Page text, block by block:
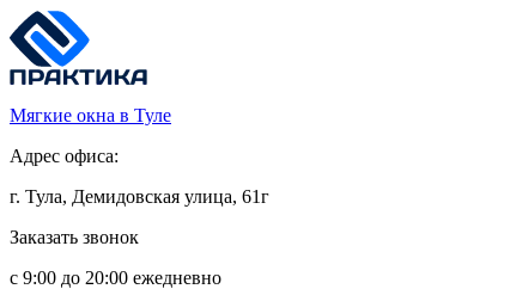
Мягкие окна в Туле
Адрес офиса:
г. Тула, Демидовская улица, 61г
Заказать звонок
c 9:00 до 20:00 ежедневно